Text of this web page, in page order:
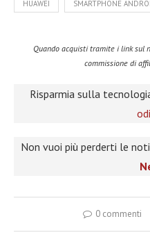
HUAWEI SMARTPHONE
Quando acquisti tramite i link sul
commissione di
Risparmia sulla
Non vuoi più perderti le
0 commenti